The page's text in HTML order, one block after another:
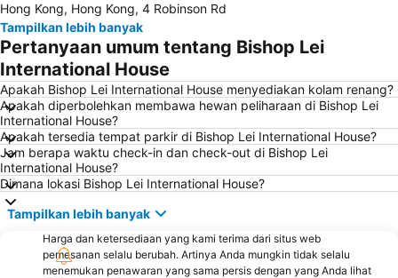
Central Metro Station
HKU Metro Station
MTR - Mass Transit Railway
Tuen Mun
Kowloon Metro Station
Langham Place
Kowloon Station
Jordan Metro Station
Mong Kok Metro Station
Distrik Luohu
Balai Sidang Honk Kong
Tsuen Wan
LOHAS Park Metro Station
Admiralty Metro Station
Nathan Road
North Point Metro Station
Nanshan District
Bao''an District
Hong Kong Metro Station
The Peak Hong Kong
Hong Kong, Hong Kong, 4 Robinson Rd
Tampilkan lebih banyak
Pertanyaan umum tentang Bishop Lei
International House
Apakah Bishop Lei International House menyediakan kolam renang?
Apakah diperbolehkan membawa hewan peliharaan di Bishop Lei
International House?
Apakah tersedia tempat parkir di Bishop Lei International House?
Jam berapa waktu check-in dan check-out di Bishop Lei
International House?
Dimana lokasi Bishop Lei International House?
Tampilkan lebih banyak
Harga dan ketersediaan yang kami terima dari situs web
pemesanan selalu berubah. Artinya Anda mungkin tidak selalu
menemukan penawaran yang sama persis dengan yang Anda lihat